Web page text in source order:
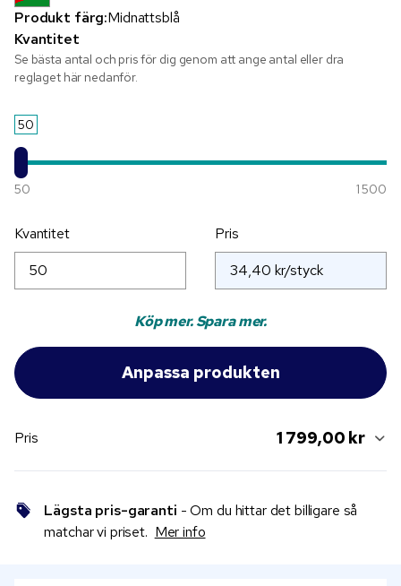
Produkt färg:Midnattsblå
Kvantitet
Se bästa antal och pris för dig genom att ange antal eller dra
reglaget här nedanför.
50
50 1 500
Kvantitet Pris
Köp mer. Spara mer.
Pris 1 799,00 kr
Lägsta pris-garanti - Om du hittar det billigare så
matchar vi priset. Mer info